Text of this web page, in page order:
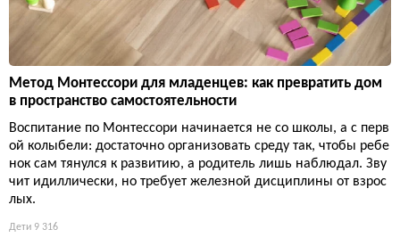
Метод Монтессори для младенцев: как превратить дом
в пространство самостоятельности
Воспитание по Монтессори начинается не со школы, а с перв
ой колыбели: достаточно организовать среду так, чтобы ребе
нок сам тянулся к развитию, а родитель лишь наблюдал. Зву
чит идиллически, но требует железной дисциплины от взрос
лых.
Дети 9 316